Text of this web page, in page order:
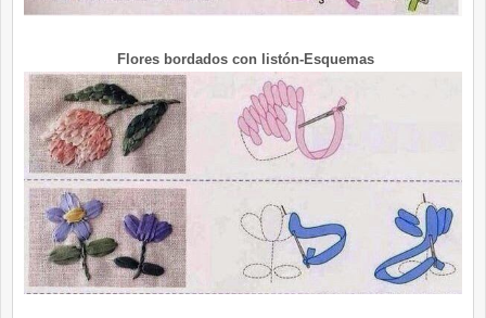
Flores bordados con listón-Esquemas